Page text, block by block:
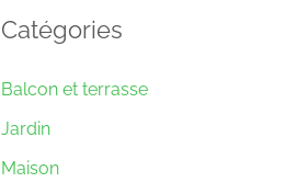
Catégories
Balcon et terrasse
Jardin
Maison